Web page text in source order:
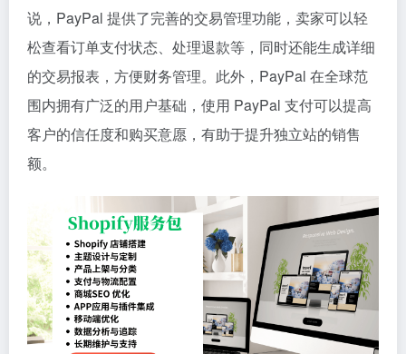
说，PayPal 提供了完善的交易管理功能，卖家可以轻
松查看订单支付状态、处理退款等，同时还能生成详细
的交易报表，方便财务管理。此外，PayPal 在全球范
围内拥有广泛的用户基础，使用 PayPal 支付可以提高
客户的信任度和购买意愿，有助于提升独立站的销售
额。